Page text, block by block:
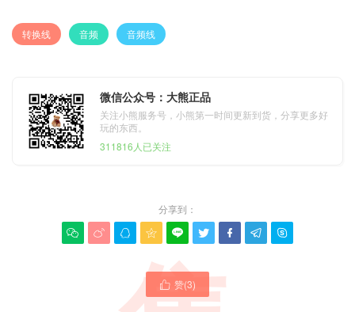
转换线 音频 音频线
微信公众号：大熊正品
关注小熊服务号，小熊第一时间更新到货，分享更多好
玩的东西。
311816人已关注
分享到：
        
 赞(3)